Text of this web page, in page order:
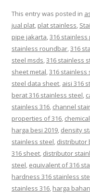
This entry was posted in
jual plat, plat stainless,
pipe jakarta,316 stainless
stainless roundbar,316
steel msds,316 stainless
sheet metal,316 stainless
steel data sheet, aisi 316
berat 316 stainless steel,
stainless 316, channel
properties of 316,
harga besi 2019, density
stainless steel, distributor
316 sheet, distributor
steel, equivalent of 316
hardness 316 stainless
stainless 316, harga